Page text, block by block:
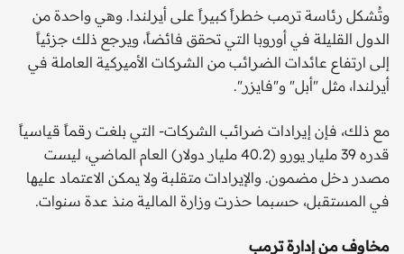
وتُشكل رئاسة ترمب خطراً كبيراً على أيرلندا. وهي واحدة من
الدول القليلة في أوروبا التي تحقق فائضاً، ويرجع ذلك جزئياً
إلى ارتفاع عائدات الضرائب من الشركات الأميركية العاملة في
أيرلندا، مثل "أبل" و"فايزر".
مع ذلك، فإن إيرادات ضرائب الشركات- التي بلغت رقماً قياسياً
قدره 39 مليار يورو (40.2 مليار دولار) العام الماضي، ليست
مصدر دخل مضمون. والإيرادات متقلبة ولا يمكن الاعتماد عليها
في المستقبل، حسبما حذرت وزارة المالية منذ عدة سنوات.
مخاوف من إدارة ترمب